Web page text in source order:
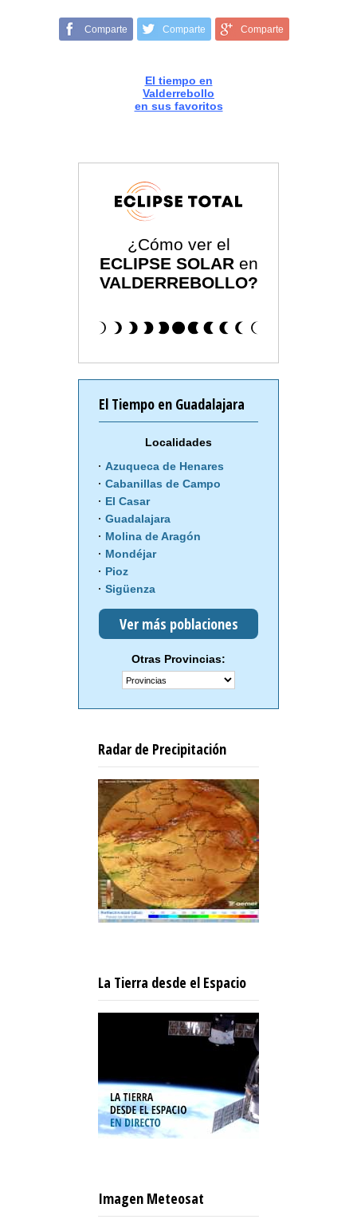
Comparte Comparte Comparte
El tiempo en
Valderrebollo
en sus favoritos
¿Cómo ver el
ECLIPSE SOLAR en
VALDERREBOLLO?
El Tiempo en Guadalajara
Localidades
Azuqueca de Henares
Cabanillas de Campo
El Casar
Guadalajara
Molina de Aragón
Mondéjar
Pioz
Sigüenza
Ver más poblaciones
Otras Provincias:
Radar de Precipitación
La Tierra desde el Espacio
Imagen Meteosat